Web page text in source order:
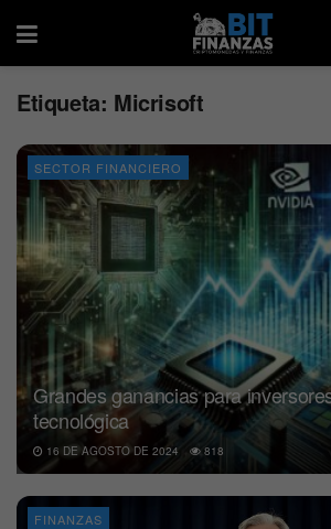
Etiqueta: Micrisoft
SECTOR FINANCIERO
Grandes ganancias para
tecnológica
16 DE AGOSTO DE 2024 818
FINANZAS